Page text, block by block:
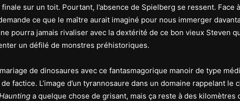
sur un toit. Pourtant, l’absence de Spielberg se ressent. Face
ce que le maître aurait imaginé pour nous immerger
ne pourra jamais rivaliser avec la dextérité de ce bon vieux Steven
un défilé de monstres préhistoriques.
de dinosaures avec ce fantasmagorique manoir de type
factice. L’image d’un tyrannosaure dans un domaine rappelant le
a quelque chose de grisant, mais ça reste à des kilomètres